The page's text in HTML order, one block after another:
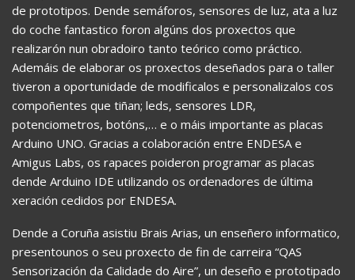
de prototipos. Dende semáforos, sensores de luz, ata a luz
do coche fantastico foron algúns dos proxectos que
realizarón nun obradoiro tanto teórico como práctico.
Ademáis de elaborar os proxectos deseñados para o taller
tiveron a oportunidade de modificalos e personalizalos cos
compoñentes que tiñan; leds, sensores LDR,
potenciometros, botóns,… e o máis importante as placas
Arduino UNO. Gracias a colaboración entre ENDESA e
Amigus Labs, os rapaces poideron programar as placas
dende Arduino IDE utilizando os ordenadores de última
xeración cedidos por ENDESA.
Dende a Coruña asistiu Brais Arias, un enseñero informatico,
presentounos o seu proxecto de fin de carreira “QAS
Sensorización da Calidade do Aire”, un deseño e prototipado